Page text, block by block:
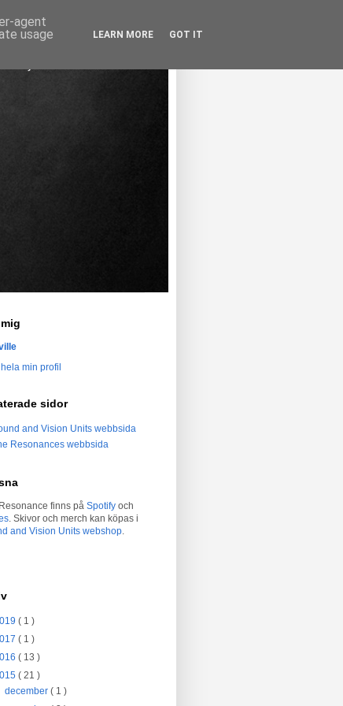
min profil
sidor
and Vision Units webbsida
Resonances webbsida
finns på Spotify och
. Skivor och merch kan köpas i
and Vision Units webshop.
( 1 )
( 1 )
( 13 )
( 21 )
december( 1 )
agent
usage
LEARN MORE GOT IT